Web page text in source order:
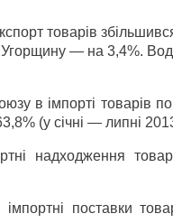
товарів
— на 3,4%.
в імпорті товарів
(у січні — липні
надходження
поставки